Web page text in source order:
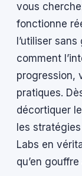
vous
fonctionne
l’utiliser
comment
progression,
pratiques.
décortiquer
les
Labs en
qu’en